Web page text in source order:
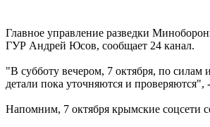
Главное управление разведки
ГУР Андрей Юсов, сообщает 24 канал.
"В субботу вечером, 7 октября, по
детали пока уточняются и проверяются",
Напомним, 7 октября крымские соцсети